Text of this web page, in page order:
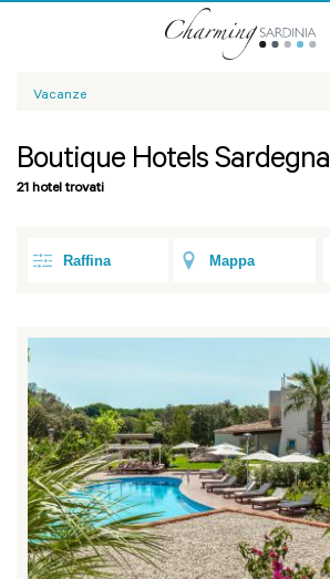
Vacanze
Boutique Hotels Sardegna
21 hotel trovati
Raffina Mappa